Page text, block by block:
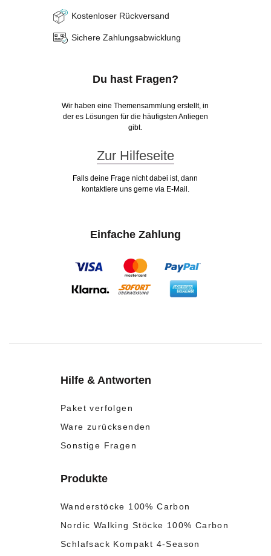
Kostenloser Rückversand
Sichere Zahlungsabwicklung
Du hast Fragen?
Wir haben eine Themensammlung erstellt, in
der es Lösungen für die häufigsten Anliegen
gibt.
Zur Hilfeseite
Falls deine Frage nicht dabei ist, dann
kontaktiere uns gerne via E-Mail.
Einfache Zahlung
Hilfe & Antworten
Paket verfolgen
Ware zurücksenden
Sonstige Fragen
Produkte
Wanderstöcke 100% Carbon
Nordic Walking Stöcke 100% Carbon
Schlafsack Kompakt 4-Season